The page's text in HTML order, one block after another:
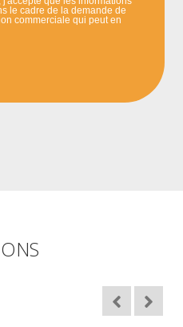
le cadre de la demande de
commerciale qui peut en